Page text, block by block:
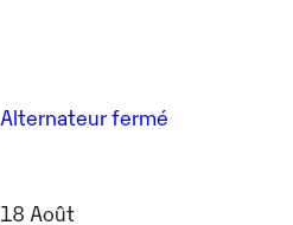
Alternateur fermé
18 Août